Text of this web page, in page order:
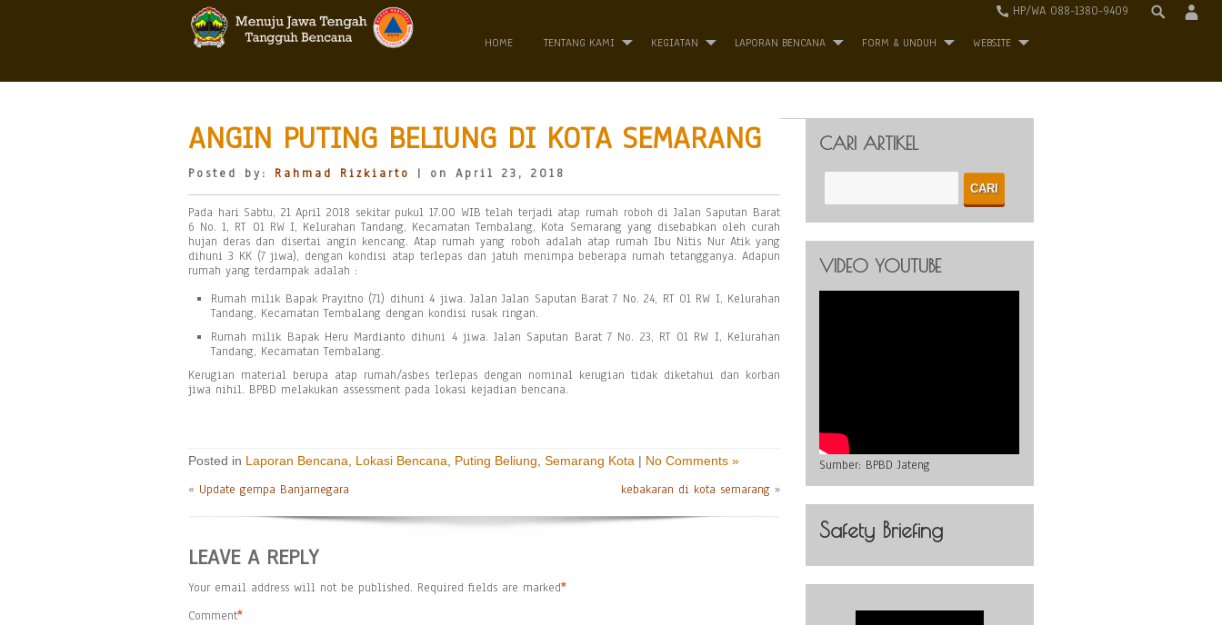
HP/WA 088-1380-9409
HOME TENTANG KAMI KEGIATAN LAPORAN BENCANA FORM & UNDUH WEBSITE
ANGIN PUTING BELIUNG DI KOTA SEMARANG
Posted by: Rahmad Rizkiarto | on April 23, 2018
Pada hari Sabtu, 21 April 2018 sekitar pukul 17.00 WIB telah terjadi atap rumah roboh di Jalan Saputan Barat
6 No. 1, RT 01 RW I, Kelurahan Tandang, Kecamatan Tembalang, Kota Semarang yang disebabkan oleh curah
hujan deras dan disertai angin kencang. Atap rumah yang roboh adalah atap rumah Ibu Nitis Nur Atik yang
dihuni 3 KK (7 jiwa), dengan kondisi atap terlepas dan jatuh menimpa beberapa rumah tetangganya. Adapun
rumah yang terdampak adalah :
Rumah milik Bapak Prayitno (71) dihuni 4 jiwa. Jalan Jalan Saputan Barat 7 No. 24, RT 01 RW I, Kelurahan
Tandang, Kecamatan Tembalang dengan kondisi rusak ringan.
Rumah milik Bapak Heru Mardianto dihuni 4 jiwa. Jalan Saputan Barat 7 No. 23, RT 01 RW I, Kelurahan
Tandang, Kecamatan Tembalang.
Kerugian material berupa atap rumah/asbes terlepas dengan nominal kerugian tidak diketahui dan korban
jiwa nihil. BPBD melakukan assessment pada lokasi kejadian bencana.
Posted in Laporan Bencana Lokasi Bencana Puting Beliung Semarang Kota | No Comments »
« Update gempa Banjarnegara kebakaran di kota semarang »
LEAVE A REPLY
Your email address will not be published. Required fields are marked*
Comment*
CARI ARTIKEL
VIDEO YOUTUBE
Sumber: BPBD Jateng
Safety Briefing